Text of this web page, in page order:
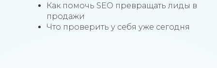
Как помочь SEO превращать лиды в
продажи
Что проверить у себя уже сегодня